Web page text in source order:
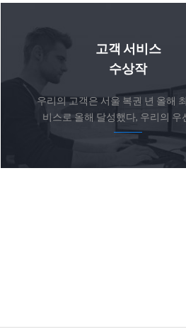
고객 서비스
수상작
우리의 고객은 서울 복권 년 올해
비스로 올해 달성했다, 우리의 우